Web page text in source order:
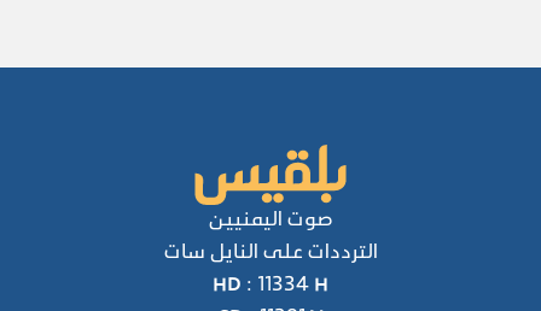
صوت اليمنيين
الترددات على النايل سات
HD : 11334 H